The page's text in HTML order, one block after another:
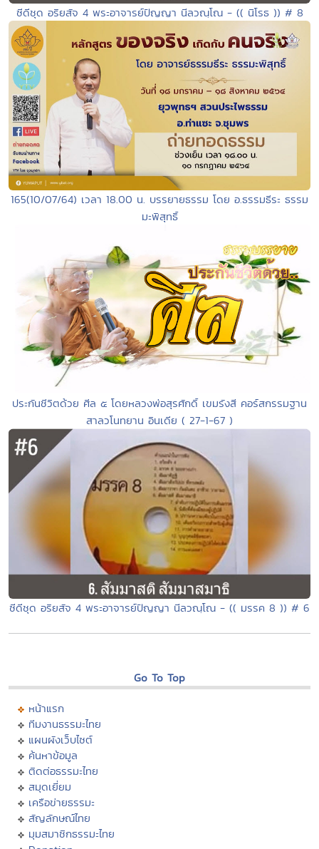
ซีดีชุด อริยสัจ 4 พระอาจารย์ปัญญา นีลวณฺโณ - (( นิโรธ )) # 8
165(10/07/64) เวลา 18.00 น. บรรยายธรรม โดย อ.ธรรมธีระ ธรรม
มะพิสุทธิ์
ประกันชีวิตด้วย ศีล ๕ โดยหลวงพ่อสุรศักดิ์ เขมรังสี คอร์สกรรมฐาน
สาลวโนทยาน อินเดีย ( 27-1-67 )
ซีดีชุด อริยสัจ 4 พระอาจารย์ปัญญา นีลวณฺโณ - (( มรรค 8 )) # 6
Go To Top
หน้าแรก
ทีมงานธรรมะไทย
แผนผังเว็บไซต์
ค้นหาข้อมูล
ติดต่อธรรมะไทย
สมุดเยี่ยม
เครือข่ายธรรมะ
สัญลักษณ์ไทย
มุมสมาชิกธรรมะไทย